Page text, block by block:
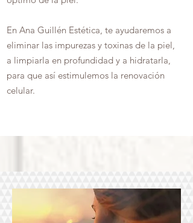
En Ana Guillén Estética, te ayudaremos a
eliminar las impurezas y toxinas de la piel,
a limpiarla en profundidad y a hidratarla,
para que así estimulemos la renovación
celular.